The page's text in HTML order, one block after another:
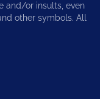
and/or insults, even
other symbols. All